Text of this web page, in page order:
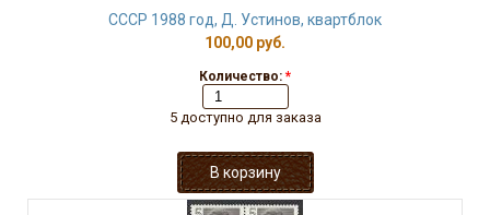
СССР 1988 год, Д. Устинов, квартблок
100,00 руб.
Количество: *
5 доступно для заказа